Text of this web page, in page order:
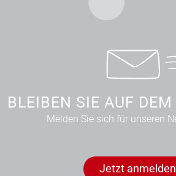
BLEIBEN SIE AUF
Melden Sie sich für unseren
Jetzt anmelden